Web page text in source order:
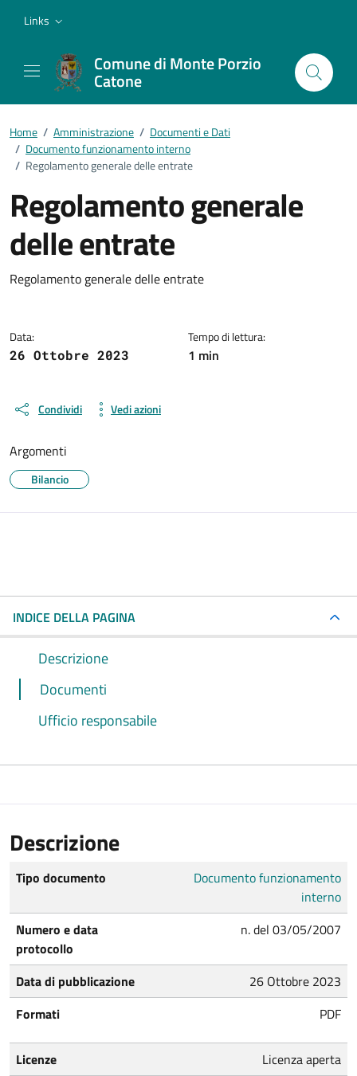
Links
Comune di Monte Porzio
Catone
Home / Amministrazione / Documenti e Dati
/ Documento funzionamento interno
/ Regolamento generale delle entrate
Regolamento generale
delle entrate
Dettagli del documento
Regolamento generale delle entrate
Data:
26 Ottobre 2023
Tempo di lettura:
1 min
Condividi Vedi azioni
Argomenti
Bilancio
INDICE DELLA PAGINA
Descrizione
Documenti
Ufficio responsabile
Descrizione
Tipo documento
Documento funzionamento
interno
Numero e data
protocollo
n. del 03/05/2007
Data di pubblicazione
26 Ottobre 2023
Formati
PDF
Licenze Licenza aperta